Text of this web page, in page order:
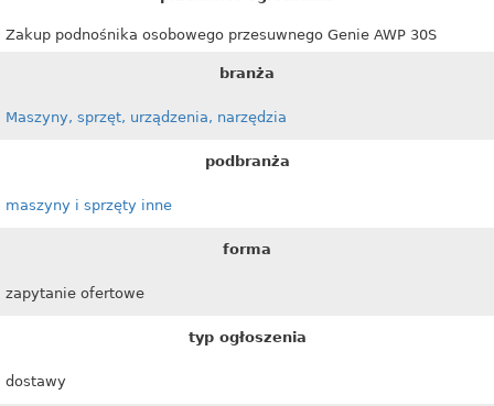
Zakup podnośnika osobowego przesuwnego Genie AWP 30S
branża
Maszyny, sprzęt, urządzenia, narzędzia
podbranża
maszyny i sprzęty inne
forma
zapytanie ofertowe
typ ogłoszenia
dostawy